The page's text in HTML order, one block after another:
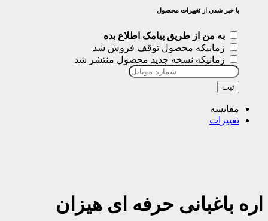
با خبر شدن از تغییرات محصول
به من از طریق پیامک اطلاع بده
زمانیکه محصول توقف فروش شد
زمانیکه نسخه جدید محصول منتشر شد
ثبت
مقایسه
تغییرات
اره باغبانی حرفه ای هیزان